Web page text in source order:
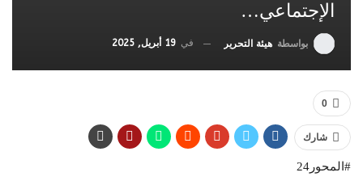
الإجتماعي…
بواسطة هيئة التحرير في 19 أبريل, 2025
0
شارك
#المحور24